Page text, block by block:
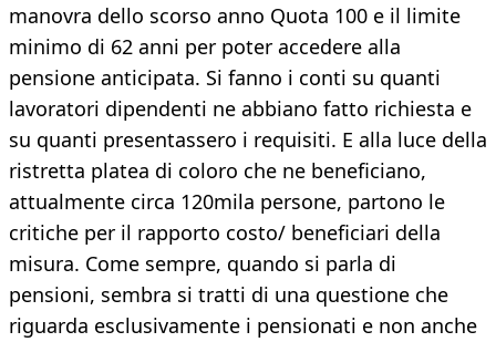
manovra dello scorso anno Quota 100 e il limite
minimo di 62 anni per poter accedere alla
pensione anticipata. Si fanno i conti su quanti
lavoratori dipendenti ne abbiano fatto richiesta e
su quanti presentassero i requisiti. E alla luce della
ristretta platea di coloro che ne beneficiano,
attualmente circa 120mila persone, partono le
critiche per il rapporto costo/ beneficiari della
misura. Come sempre, quando si parla di
pensioni, sembra si tratti di una questione che
riguarda esclusivamente i pensionati e non anche